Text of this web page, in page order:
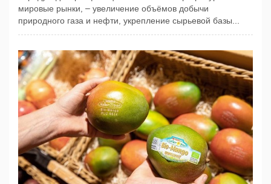
мировые рынки, – увеличение объёмов добычи
природного газа и нефти, укрепление сырьевой базы...